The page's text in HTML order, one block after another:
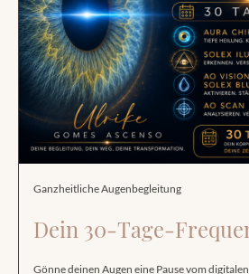
Ganzheitliche Augenbegleitung
Dein 30-Tage-
Gönne deinen Augen eine Pause vom